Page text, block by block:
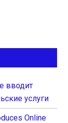
вводит
услуги
Online